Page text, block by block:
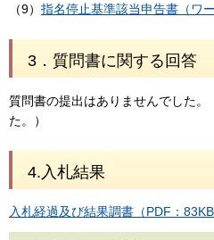
（9） 指名停止基準該当申告書（ワ
3．質問書に関する回答
質問書の提出はありませんでした。
た。）
4.入札結果
入札経過及び結果調書（PDF：83KB